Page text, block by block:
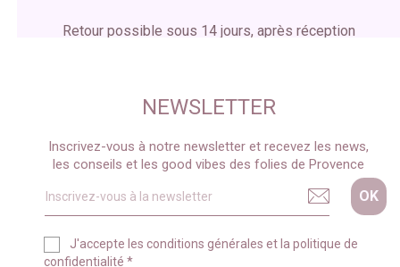
Retour possible sous 14 jours, après réception
NEWSLETTER
Inscrivez-vous à notre newsletter et recevez les news,
les conseils et les good vibes des folies de Provence
J'accepte les conditions générales et la politique de
confidentialité *